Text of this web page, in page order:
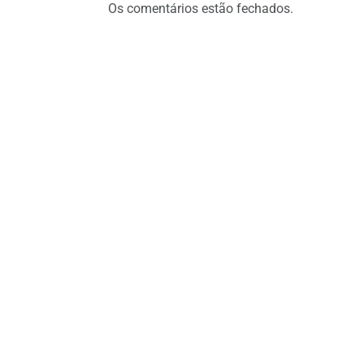
Os comentários estão fechados.